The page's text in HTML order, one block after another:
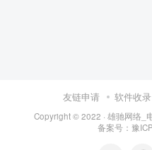
友链申请 软件收录
Copyright © 2022 · 雄驰网络_
备案号： 豫